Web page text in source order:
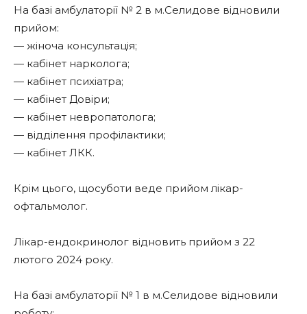
На базі амбулаторії № 2 в м.Селидове відновили
прийом:
— жіноча консультація;
— кабінет нарколога;
— кабінет психіатра;
— кабінет Довіри;
— кабінет невропатолога;
— відділення профілактики;
— кабінет ЛКК.
Крім цього, щосуботи веде прийом лікар-
офтальмолог.
Лікар-ендокринолог відновить прийом з 22
лютого 2024 року.
На базі амбулаторії № 1 в м.Селидове відновили